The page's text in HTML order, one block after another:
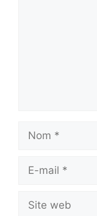
Nom
Site
web